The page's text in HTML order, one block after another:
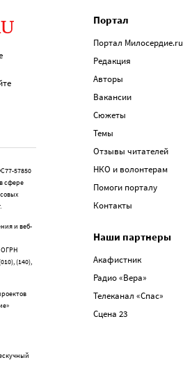
57850
сфере
и веб-
ОГРН
(140),
Портал
Портал Милосердие.ru
Редакция
Авторы
Вакансии
Сюжеты
Темы
Отзывы читателей
НКО и волонтерам
Помоги порталу
Контакты
Наши партнеры
Акафистник
Радио «Вера»
Телеканал «Спас»
Сцена 23